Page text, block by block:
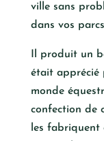
ville sans
dans vos
Il produit un
était apprécié
monde
confection de
les fabriquent